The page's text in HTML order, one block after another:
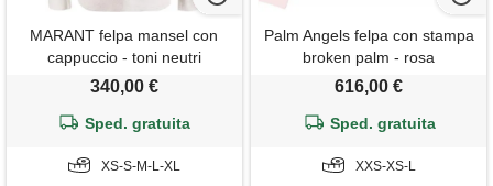
MARANT felpa mansel con
cappuccio - toni neutri
340,00 €
Sped. gratuita
XS-S-M-L-XL
Palm Angels felpa con stampa
broken palm - rosa
616,00 €
Sped. gratuita
XXS-XS-L